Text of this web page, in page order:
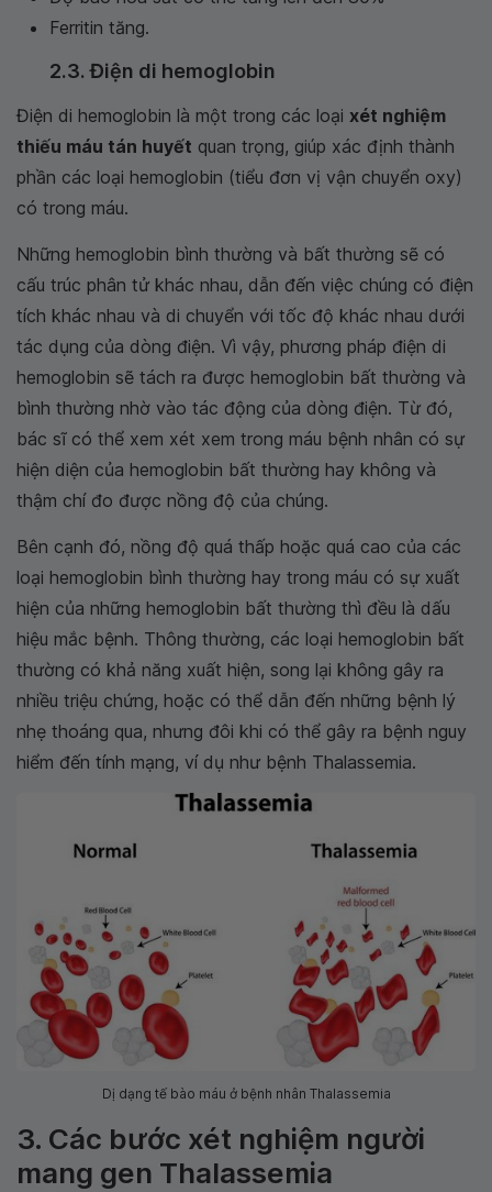
Ferritin tăng.
2.3. Điện di hemoglobin
Điện di hemoglobin là một trong các loại xét nghiệm
thiếu máu tán huyết quan trọng, giúp xác định thành
phần các loại hemoglobin (tiểu đơn vị vận chuyển oxy)
có trong máu.
Những hemoglobin bình thường và bất thường sẽ có
cấu trúc phân tử khác nhau, dẫn đến việc chúng có điện
tích khác nhau và di chuyển với tốc độ khác nhau dưới
tác dụng của dòng điện. Vì vậy, phương pháp điện di
hemoglobin sẽ tách ra được hemoglobin bất thường và
bình thường nhờ vào tác động của dòng điện. Từ đó,
bác sĩ có thể xem xét xem trong máu bệnh nhân có sự
hiện diện của hemoglobin bất thường hay không và
thậm chí đo được nồng độ của chúng.
Bên cạnh đó, nồng độ quá thấp hoặc quá cao của các
loại hemoglobin bình thường hay trong máu có sự xuất
hiện của những hemoglobin bất thường thì đều là dấu
hiệu mắc bệnh. Thông thường, các loại hemoglobin bất
thường có khả năng xuất hiện, song lại không gây ra
nhiều triệu chứng, hoặc có thể dẫn đến những bệnh lý
nhẹ thoáng qua, nhưng đôi khi có thể gây ra bệnh nguy
hiểm đến tính mạng, ví dụ như bệnh Thalassemia.
Dị dạng tế bào máu ở bệnh nhân Thalassemia
3. Các bước xét nghiệm người
mang gen Thalassemia